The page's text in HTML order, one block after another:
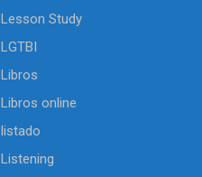
Lesson Study
LGTBI
Libros
Libros online
listado
Listening